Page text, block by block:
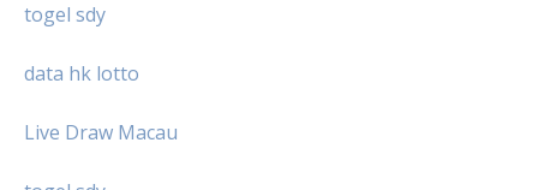
togel sdy
data hk lotto
Live Draw Macau